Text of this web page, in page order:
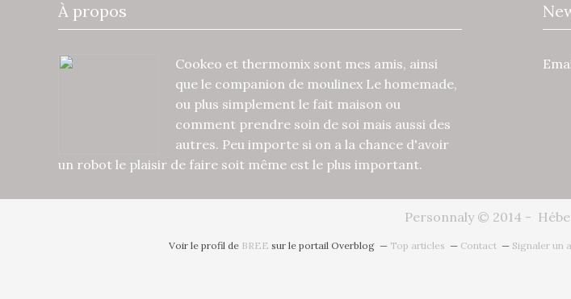
À propos
Cookeo et thermomix sont mes amis, ainsi
que le companion de moulinex Le homemade,
ou plus simplement le fait maison ou
comment prendre soin de soi mais aussi des
autres. Peu importe si on a la chance d'avoir
un robot le plaisir de faire soit même est le plus important.
Personnaly © 2014 -
Voir le profil de BREE sur le portail Overblog Top articles Contact Signaler un